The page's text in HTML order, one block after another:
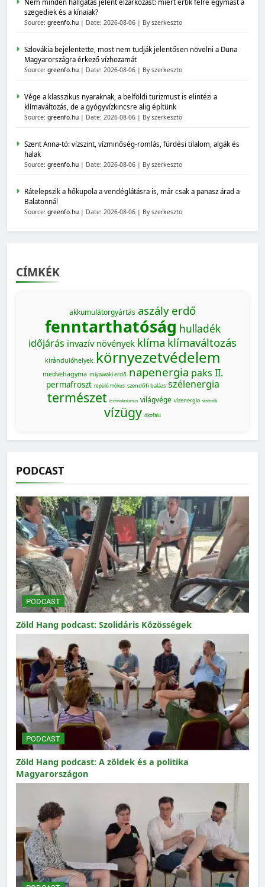
Nem minden hallgatás jelent elzárkózást: miért értik félre egymást a
szegediek és a kínaiak?
Source: greenfo.hu Date: 2026-08-06 By szerkeszto
Szlovákia bejelentette, most nem tudják jelentősen növelni a Duna
Magyarországra érkező vízhozamát
Source: greenfo.hu Date: 2026-08-06 By szerkeszto
Vége a klasszikus nyaraknak, a belföldi turizmust is elintézi a
klímaváltozás, de a gyógyvízkincsre alig építünk
Source: greenfo.hu Date: 2026-08-06 By szerkeszto
Szent Anna-tó: vízszint, vízminőség-romlás, fürdési tilalom, algák és
halak
Source: greenfo.hu Date: 2026-08-06 By szerkeszto
Rátelepszik a hőkupola a vendéglátásra is, már csak a panasz árad a
Balatonnál
Source: greenfo.hu Date: 2026-08-06 By szerkeszto
CÍMKÉK
akkumulátorgyártás aszály erdő
fenntarthatóság hulladék
időjárás invazív növények klíma klímaváltozás
kirándulóhelyek környezetvédelem
medvehagyma miyawaki erdő napenergia paks II.
permafroszt repülő mókus szendőfi balázs szélenergia
természet technofasizmus világvége vízenergia vízőrzők
vízügy ökofalu
PODCAST
PODCAST
Zöld Hang podcast: Szolidáris Közösségek
PODCAST
Zöld Hang podcast: A zöldek és a politika
Magyarországon